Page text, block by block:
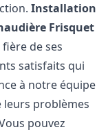
Installation
Frisquet
fière de ses
satisfaits qui
à notre équipe
problèmes
pouvez